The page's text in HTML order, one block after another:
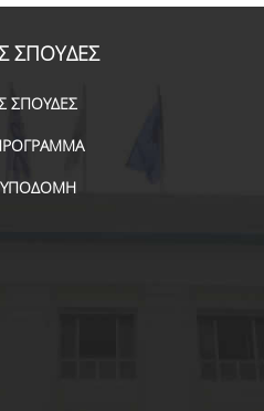
ΣΠΟΥΔΕΣ
ΣΠΟΥΔΕΣ
ΥΠΟΔΟΜΗ